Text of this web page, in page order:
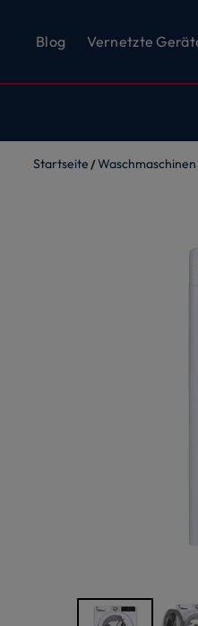
Blog Vernetzte
Startseite